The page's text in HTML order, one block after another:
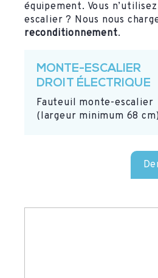
équipement. Vous
escalier ? Nous nous
reconditionnement.
MONTE-ESCALIER
DROIT ÉLECTRIQUE
Fauteuil monte-escalier
(largeur minimum 68 cm)